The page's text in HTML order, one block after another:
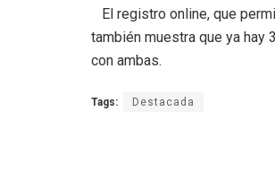
El registro online, que
también muestra que ya hay
con ambas.
Tags: Destacada